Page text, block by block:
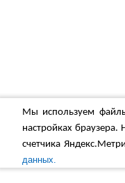
Мы используем
настройках
счетчика
данных.